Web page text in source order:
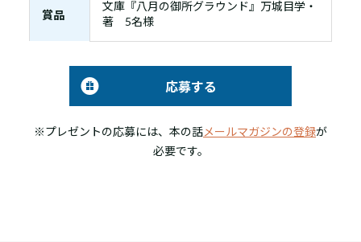
賞品
文庫『八月の御所グラウンド』万城目学・
著 5名様
応募する
※プレゼントの応募には、本の話メールマガジンの登録が
必要です。